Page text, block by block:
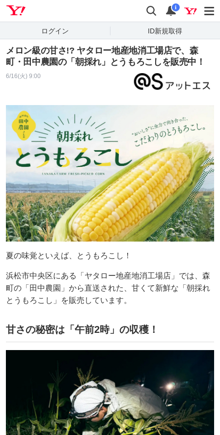
検索 通知
i
ログイン ID新規取得
メロン級の甘さ!? ヤタロー地産地消工場店で、森
町・田中農園の「朝採れ」とうもろこしを販売中！
6/16(火) 9:00
夏の味覚といえば、とうもろこし！
浜松市中央区にある「ヤタロー地産地消工場店」では、森
町の「田中農園」から直送された、甘くて新鮮な「朝採れ
とうもろこし」を販売しています。
甘さの秘密は「午前2時」の収穫！